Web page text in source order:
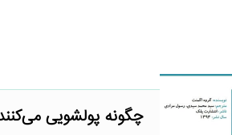
چگونه پولشویی